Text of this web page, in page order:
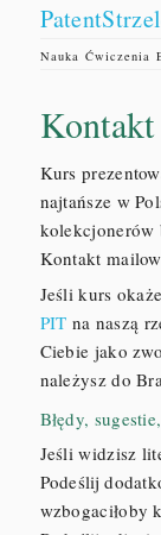
Nauka Ćwiczenia
Kontakt
Kurs
najtańsze w
kolekcjonerów
Kontakt
Jeśli kurs
PIT na naszą
Ciebie jako
należysz do
Błędy,
Jeśli widzisz
Podeślij
wzbogaciłoby